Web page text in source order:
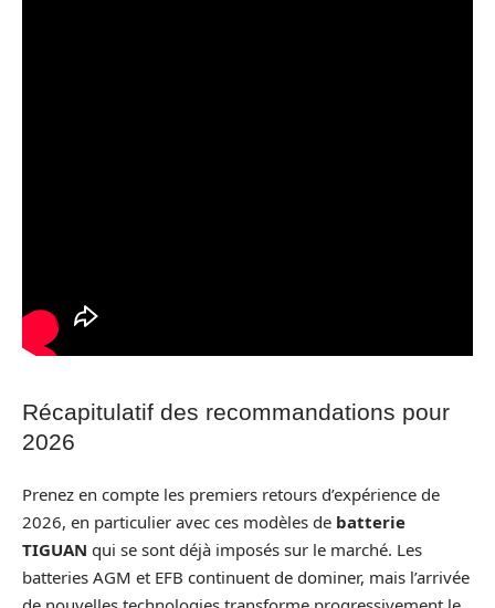
Récapitulatif des recommandations pour
2026
Prenez en compte les premiers retours d’expérience de
2026, en particulier avec ces modèles de batterie
TIGUAN qui se sont déjà imposés sur le marché. Les
batteries AGM et EFB continuent de dominer, mais l’arrivée